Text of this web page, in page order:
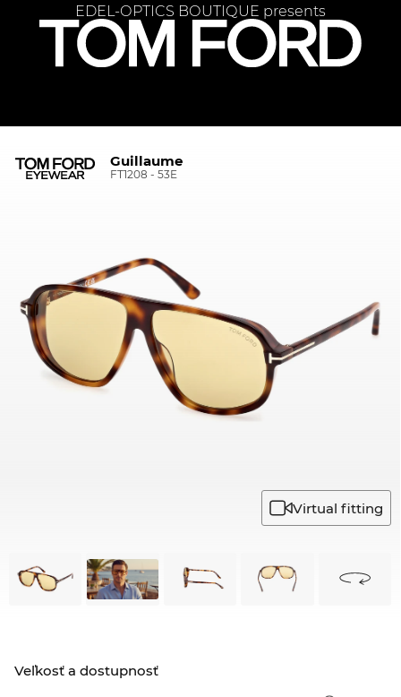
EDEL-OPTICS BOUTIQUE presents
Guillaume
FT1208 - 53E
Virtual fitting
Veľkosť a dostupnosť